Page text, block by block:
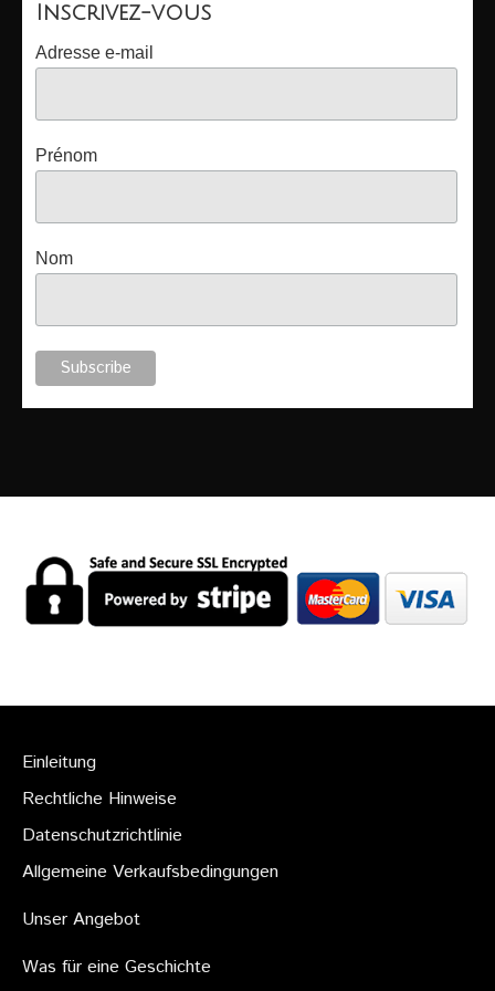
Unsere Dozenten
Inscrivez-vous
Adresse e-mail
Prénom
Nom
Einleitung
Rechtliche Hinweise
Datenschutzrichtlinie
Allgemeine Verkaufsbedingungen
Unser Angebot
Was für eine Geschichte